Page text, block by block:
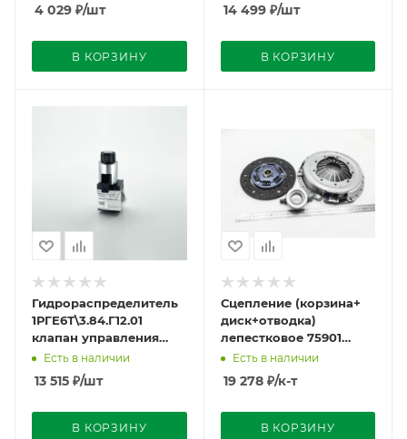
4 029 ₽/шт
В КОРЗИНУ
14 499₽/шт
В КОРЗИНУ
Гидрораспределитель
1РГЕ6Т\3.84.Г12.01
клапан управления
приводом ПВМ
Есть в наличии
13 515 ₽/шт
В КОРЗИНУ
Сцепление (корзина+
диск+отводка)
лепестковое 75901
МТЗ-320
Есть в наличии
19 278₽/к-т
В КОРЗИНУ